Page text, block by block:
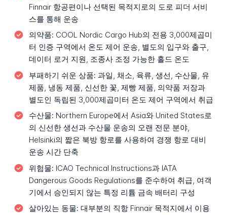
Finnair 항공편이나 선택된 목적지로의 도로 피더 서비
스를 통해 운송
의약품: COOL Nordic Cargo Hub의 전용 3,000제곱미
터 인증 구역에서 온도 제어 운송, 별도의 입구와 출구,
데이터 로거 지원, 조종사 조정 가능한 홀드 온도
부패하기 쉬운 상품: 과일, 채소, 육류, 생선, 수산물, 유
제품, 냉동 제품, 신선한 꽃, 제빵 제품, 의약품 저장과
별도인 독립된 3,000제곱미터 온도 제어 구역에서 취급
수산물: Northern Europe에서 Asia와 United States로
의 신선한 생선과 수산물 운송의 오랜 전문 분야,
Helsinki의 짧은 북방 항로를 사용하여 경쟁 항로 대비
운송 시간 단축
위험물: ICAO Technical Instructions과 IATA
Dangerous Goods Regulations를 준수하여 취급, 여객
기에서 승인되지 않는 특정 리튬 금속 배터리 구성
살아있는 동물: 대부분의 직항 Finnair 목적지에서 이용